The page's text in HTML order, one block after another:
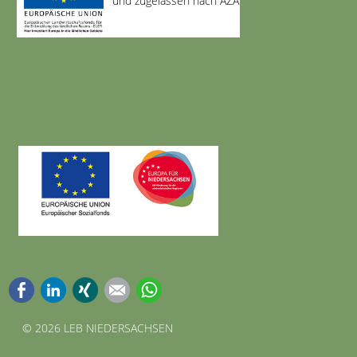
FacebookLinkedInXing E-mail
© 2026 LEB NIEDERSACHSEN